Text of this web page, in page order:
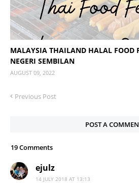
MALAYSIA THAILAND HALAL FOOD
NEGERI SEMBILAN
AUGUST 09, 2022
Previous Post
POST A
19 Comments
ejulz
14 JULY 2018 AT 13:13